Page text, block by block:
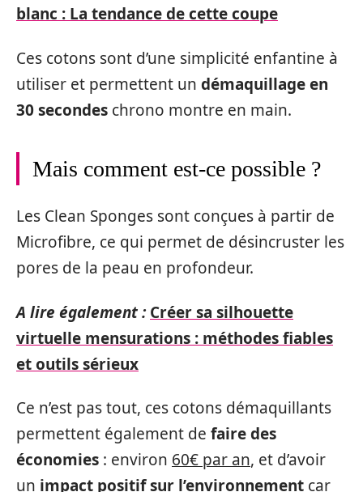
blanc : La tendance de cette coupe
Ces cotons sont d’une simplicité enfantine à
utiliser et permettent un démaquillage en
30 secondes chrono montre en main.
Mais comment est-ce possible ?
Les Clean Sponges sont conçues à partir de
Microfibre, ce qui permet de désincruster les
pores de la peau en profondeur.
A lire également : Créer sa silhouette
virtuelle mensurations : méthodes fiables
et outils sérieux
Ce n’est pas tout, ces cotons démaquillants
permettent également de faire des
économies : environ 60€ par an, et d’avoir
un impact positif sur l’environnement car